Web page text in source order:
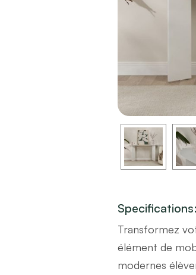
Specifications:
Transformez
élément de
modernes